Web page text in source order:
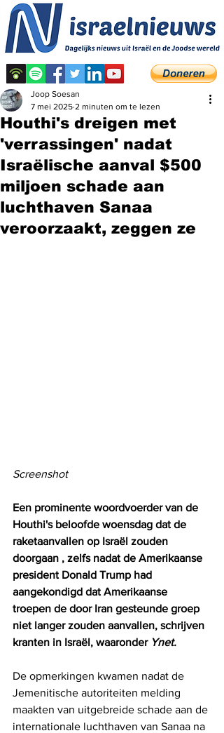
Houthi's dreigen met
'verrassingen' nadat
Israëlische aanval $500
miljoen schade aan
luchthaven Sanaa
veroorzaakt, zeggen ze
Joop Soesan
7 mei 2025 2 minuten om te lezen
Screenshot
Een prominente woordvoerder van de
Houthi's beloofde woensdag dat de
raketaanvallen op Israël zouden
doorgaan , zelfs nadat de Amerikaanse
president Donald Trump had
aangekondigd dat Amerikaanse
troepen de door Iran gesteunde groep
niet langer zouden aanvallen, schrijven
kranten in Israël, waaronder Ynet.
De opmerkingen kwamen nadat de
Jemenitische autoriteiten melding
maakten van uitgebreide schade aan de
internationale luchthaven van Sanaa na